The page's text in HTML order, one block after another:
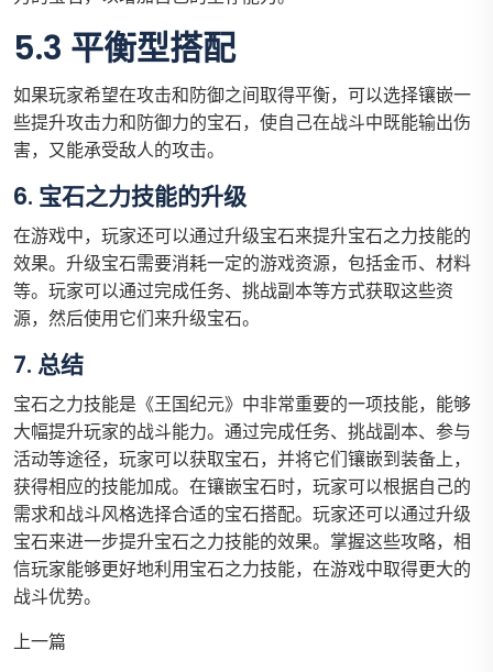
5.3 平衡型搭配
如果玩家希望在攻击和防御之间取得平衡，可以选择镶嵌一
些提升攻击力和防御力的宝石，使自己在战斗中既能输出伤
害，又能承受敌人的攻击。
6. 宝石之力技能的升级
在游戏中，玩家还可以通过升级宝石来提升宝石之力技能的
效果。升级宝石需要消耗一定的游戏资源，包括金币、材料
等。玩家可以通过完成任务、挑战副本等方式获取这些资
源，然后使用它们来升级宝石。
7. 总结
宝石之力技能是《王国纪元》中非常重要的一项技能，能够
大幅提升玩家的战斗能力。通过完成任务、挑战副本、参与
活动等途径，玩家可以获取宝石，并将它们镶嵌到装备上，
获得相应的技能加成。在镶嵌宝石时，玩家可以根据自己的
需求和战斗风格选择合适的宝石搭配。玩家还可以通过升级
宝石来进一步提升宝石之力技能的效果。掌握这些攻略，相
信玩家能够更好地利用宝石之力技能，在游戏中取得更大的
战斗优势。
上一篇